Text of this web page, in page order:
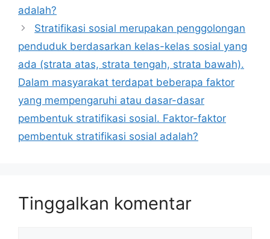
adalah?
Stratifikasi sosial merupakan penggolongan
penduduk berdasarkan kelas-kelas sosial yang
ada (strata atas, strata tengah, strata bawah).
Dalam masyarakat terdapat beberapa faktor
yang mempengaruhi atau dasar-dasar
pembentuk stratifikasi sosial. Faktor-faktor
pembentuk stratifikasi sosial adalah?
Tinggalkan komentar